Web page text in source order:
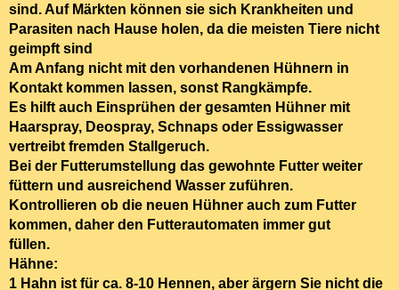
sind.Auf Märkten können sie sich Krankheiten und
Parasiten nach Hause holen, da die meisten Tiere nicht
geimpft sind
Am Anfang nicht mit den vorhandenen Hühnern in
Kontakt kommen lassen, sonst Rangkämpfe.
Es hilft auch Einsprühen der gesamten Hühner mit
Haarspray, Deospray, Schnaps oder Essigwasser
vertreibt fremden Stallgeruch.
Bei der Futterumstellung das gewohnte Futter weiter
füttern und ausreichend Wasser zuführen.
Kontrollieren ob die neuen Hühner auch zum Futter
kommen, daher den Futterautomaten immer gut
füllen.
Hähne:
1 Hahn ist für ca. 8-10 Hennen, aber ärgern Sie nicht die